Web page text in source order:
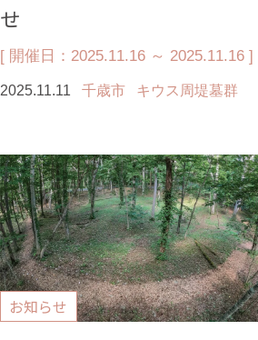
せ
[ 開催日：2025.11.16 ～ 2025.11.16 ]
2025.11.11 千歳市 キウス周堤墓群
お知らせ